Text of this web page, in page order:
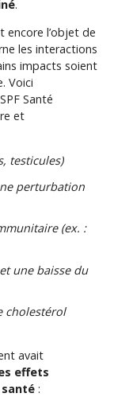
.
encore l’objet de
les interactions
impacts soient
Voici
Santé
et
testicules)
perturbation
(ex. :
une baisse du
cholestérol
avait
effets
: